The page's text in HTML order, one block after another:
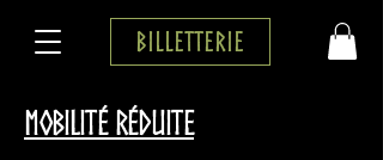
Billetterie
Mobilité réduite